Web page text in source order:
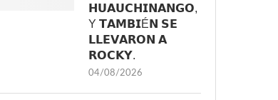
𝗛𝗨𝗔𝗨𝗖𝗛𝗜𝗡𝗔𝗡𝗚𝗢,
Y 𝗧𝗔𝗠𝗕𝗜É𝗡 𝗦𝗘
𝗟𝗟𝗘𝗩𝗔𝗥𝗢𝗡 𝗔
𝗥𝗢𝗖𝗞𝗬.
04/08/2026